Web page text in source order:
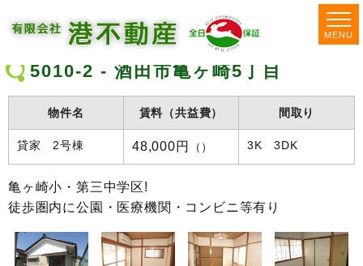
5010-2 - 酒田市亀ヶ崎5丁目
物件名 賃料（共益費） 間取り
貸家 2号棟 48,000円 （） 3K 3DK
亀ヶ崎小・第三中学区!
徒歩圏内に公園・医療機関・コンビニ等有り
MENU